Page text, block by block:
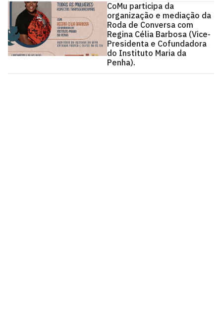
CoMu participa da
organização e mediação da
Roda de Conversa com
Regina Célia Barbosa (Vice-
Presidenta e Cofundadora
do Instituto Maria da
Penha).